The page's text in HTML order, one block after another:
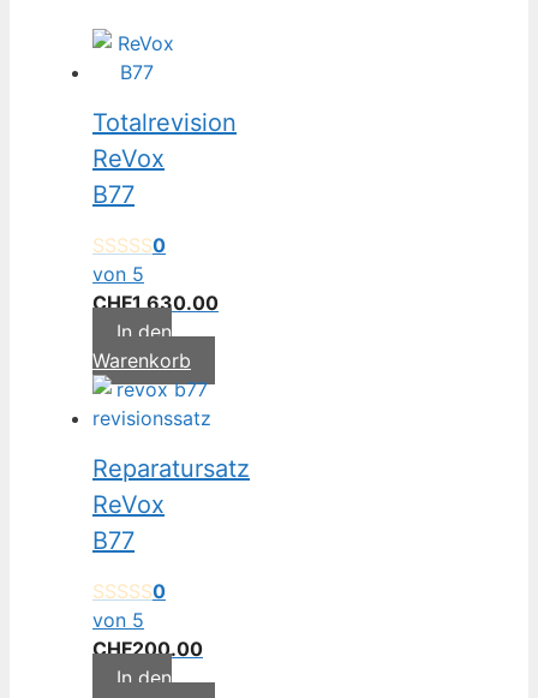
Totalrevision
ReVox
B77
0
von 5
CHF1,630.00
In den
Warenkorb
Reparatursatz
ReVox
B77
0
von 5
CHF200.00
In den